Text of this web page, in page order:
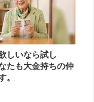
しいなら試し
たも大金持ちの仲
。